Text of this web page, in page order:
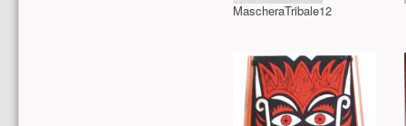
MascheraTribale12